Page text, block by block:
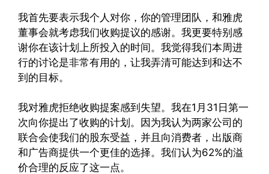
我首先要表示我个人对你，你的管理团队，和雅虎
董事会就考虑我们收购提议的感谢。我更要特别感
谢你在该计划上所投入的时间。我觉得我们本周进
行的讨论是非常有用的，让我弄清可能达到和达不
到的目标。
我对雅虎拒绝收购提案感到失望。我在1月31日第一
次向你提出了收购的计划。因为我认为两家公司的
联合会使我们的股东受益，并且向消费者，出版商
和广告商提供一个更佳的选择。我们认为62%的溢
价合理的反应了这一点。